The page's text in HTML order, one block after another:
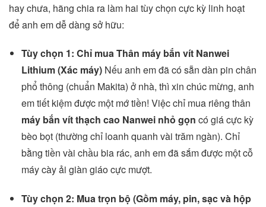
hay chưa, hãng chia ra làm hai tùy chọn cực kỳ linh hoạt
để anh em dễ dàng sở hữu:
Tùy chọn 1: Chỉ mua Thân máy bắn vít Nanwei
Lithium (Xác máy)Nếu anh em đã có sẵn dàn pin chân
phổ thông (chuẩn Makita) ở nhà, thì xin chúc mừng, anh
em tiết kiệm được một mớ tiền! Việc chỉ mua riêng thân
máy bắn vít thạch cao Nanwei nhỏ gọn có giá cực kỳ
bèo bọt (thường chỉ loanh quanh vài trăm ngàn). Chỉ
bằng tiền vài chầu bia rác, anh em đã sắm được một cỗ
máy cày ải giàn giáo cực mượt.
Tùy chọn 2: Mua trọn bộ (Gồm máy, pin, sạc và hộp